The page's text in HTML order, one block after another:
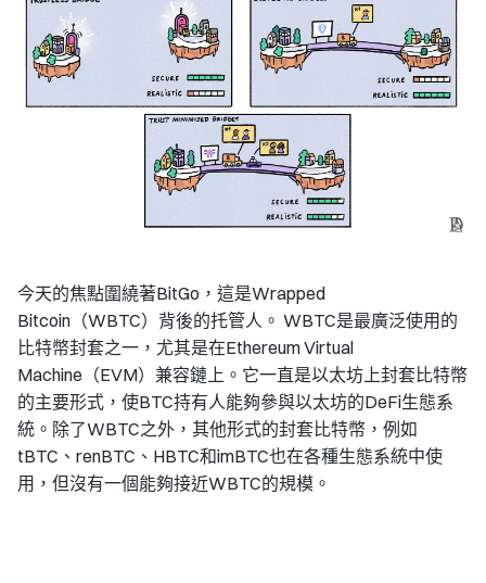
今天的焦點圍繞著BitGo，這是Wrapped
Bitcoin（WBTC）背後的托管人。 WBTC是最廣泛使用的
比特幣封套之一，尤其是在Ethereum Virtual
Machine（EVM）兼容鏈上。它一直是以太坊上封套比特幣
的主要形式，使BTC持有人能夠參與以太坊的DeFi生態系
統。除了WBTC之外，其他形式的封套比特幣，例如
tBTC、renBTC、HBTC和imBTC也在各種生態系統中使
用，但沒有一個能夠接近WBTC的規模。